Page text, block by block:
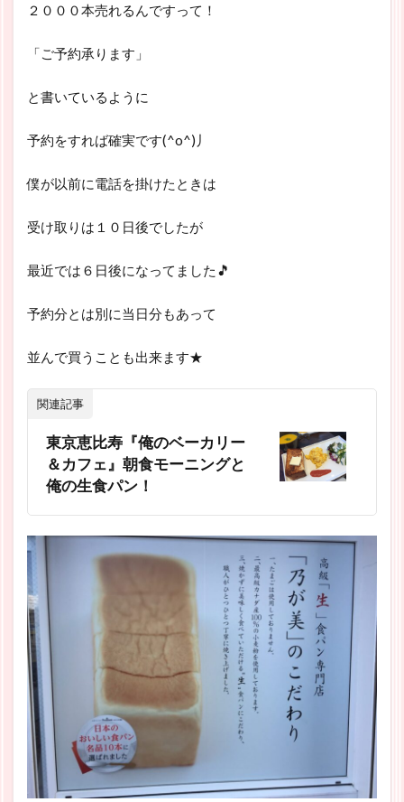
２０００本売れるんですって！
「ご予約承ります」
と書いているように
予約をすれば確実です(^o^)丿
僕が以前に電話を掛けたときは
受け取りは１０日後でしたが
最近では６日後になってました🎵
予約分とは別に当日分もあって
並んで買うことも出来ます★
関連記事
東京恵比寿『俺のベーカリー
＆カフェ』朝食モーニングと
俺の生食パン！